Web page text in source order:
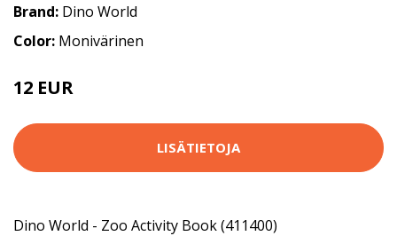
Brand: Dino World
Color: Monivärinen
12 EUR
LISÄTIETOJA
Dino World - Zoo Activity Book (411400)